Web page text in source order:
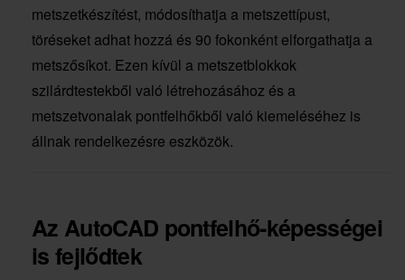
metszetkészítést, módosíthatja a metszettípust,
töréseket adhat hozzá és 90 fokonként elforgathatja a
metszősíkot. Ezen kívül a metszetblokkok
szilárdtestekből való létrehozásához és a
metszetvonalak pontfelhőkből való kiemeléséhez is
állnak rendelkezésre eszközök.
Az AutoCAD pontfelhő-képességei
is fejlődtek